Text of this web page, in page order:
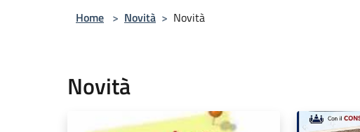
Home > Novità > Novità
Novità